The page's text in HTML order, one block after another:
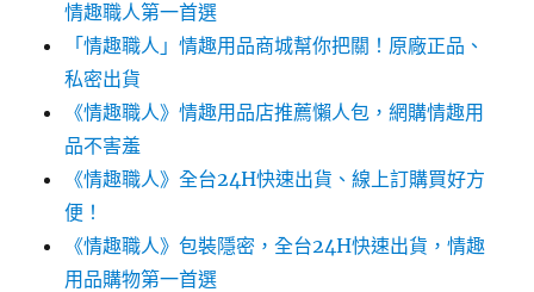
情趣職人第一首選
「情趣職人」情趣用品商城幫你把關！原廠正品、
私密出貨
《情趣職人》情趣用品店推薦懶人包，網購情趣用
品不害羞
《情趣職人》全台24H快速出貨、線上訂購買好方
便！
《情趣職人》包裝隱密，全台24H快速出貨，情趣
用品購物第一首選